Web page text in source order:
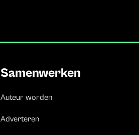
Samenwerken
Auteur worden
Adverteren